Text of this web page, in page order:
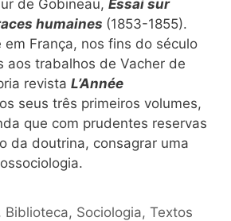
de Gobineau, Essai sur
humaines (1853-1855).
em França, nos fins do século
aos trabalhos de Vacher de
revista L’Année
seus três primeiros volumes,
que com prudentes reservas
da doutrina, consagrar uma
, Biblioteca, Sociologia,Textos